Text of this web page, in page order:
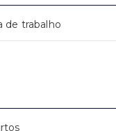
de trabalho